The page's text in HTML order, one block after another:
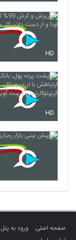
HD
HD
صفحه اصلی ورود به